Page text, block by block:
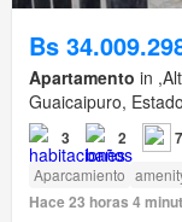
Bs
Apartamento in
Guaicaipuro,
3 2
Aparcamiento
Hace 23 horas 4